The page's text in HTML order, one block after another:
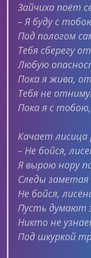
Зайчиха поёт
– Я буду с
Под пологом
Тебя сберегу
Любую
Пока я жива,
Тебя не
Пока я с
Качает
– Не бойся,
Я вырою нору
Следы
Не бойся,
Пусть думают
Никто не
Под шкуркой